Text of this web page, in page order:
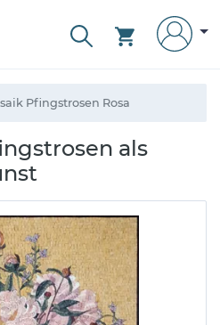
Pfingstrosen Rosa
als